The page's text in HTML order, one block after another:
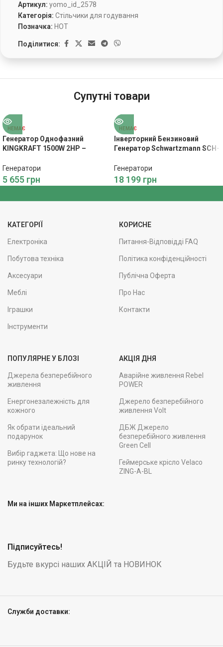
Артикул: yomo_id_2578
Категорія: Стільчики для годування
Позначка: HOT
Поділитися:
Супутні товари
НЕМАЄ
Генератор Однофазний
KINGKRAFT 1500W 2HP –
Генератори
5 655 грн
НЕМАЄ
Інверторний Бензиновий
Генератор Schwartzmann SCH-
Будинку
Генератори
18 199 грн
КАТЕГОРІЇ
Електроніка
Побутова техніка
Аксесуари
Меблі
Іграшки
Інструменти
КОРИСНЕ
Питання-Відповідді FAQ
Політика конфіденційності
Публічна Оферта
Про Нас
Контакти
ПОПУЛЯРНЕ У БЛОЗІ
Джерела безперебійного
живлення
Енергонезалежність для
кожного
Як обрати ідеальний
подарунок
Вибір гаджета: Що нове на
ринку технологій?
АКЦІЯ ДНЯ
Аварійне живлення Rebel
POWER
Джерело безперебійного
живлення Volt
ДБЖ Джерело
безперебійного живлення
Green Cell
Геймерське крісло Velaco
ZING-A-BL
Ми на інших Маркетплейсах:
Підписуйтесь!
Будьте вкурсі наших АКЦІЙ та НОВИНОК
Служби доставки: